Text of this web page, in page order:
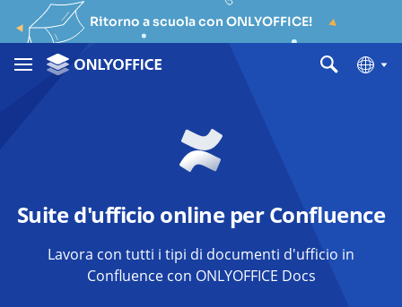
Ritorno a scuola con ONLYOFFICE!
Suite d'ufficio online per Confluence
Lavora con tutti i tipi di documenti d'ufficio in
Confluence con ONLYOFFICE Docs